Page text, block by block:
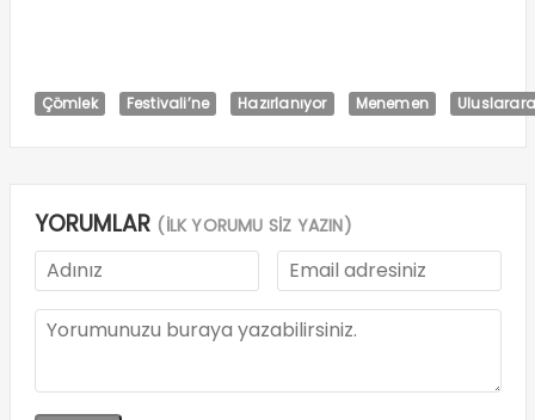
Çömlek Festivali’ne Hazırlanıyor Menemen
YORUMLAR (İLK YORUMU SİZ YAZIN)